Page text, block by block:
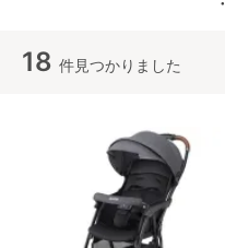
18 件見つかりました